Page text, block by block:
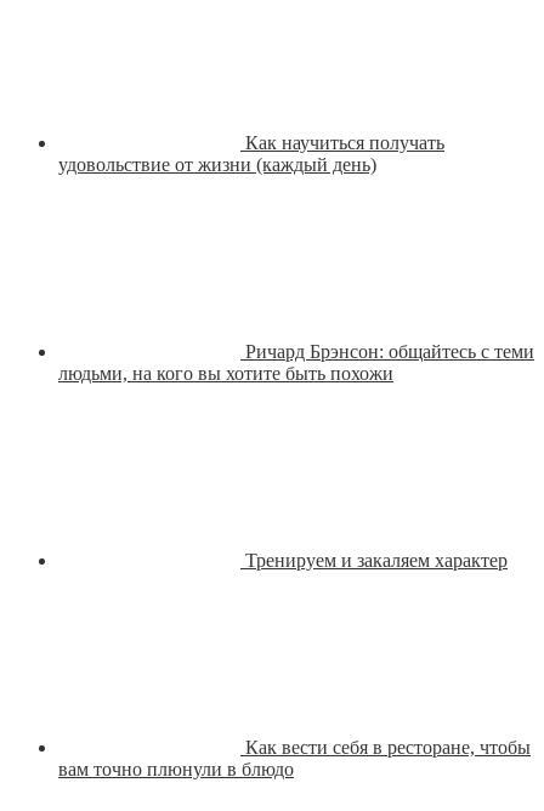
Как научиться получать
удовольствие от жизни (каждый день)
Ричард Брэнсон: общайтесь с теми
людьми, на кого вы хотите быть похожи
Тренируем и закаляем характер
Как вести себя в ресторане, чтобы
вам точно плюнули в блюдо